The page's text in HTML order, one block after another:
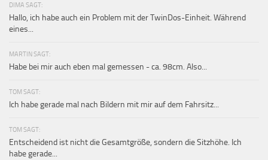
DIMA SAGT:
Hallo, ich habe auch ein Problem mit der TwinDos-Einheit. Während
eines...
MARTIN SAGT:
Habe bei mir auch eben mal gemessen - ca. 98cm. Also...
TOM SAGT:
Ich habe gerade mal nach Bildern mit mir auf dem Fahrsitz...
TOM SAGT:
Entscheidend ist nicht die Gesamtgröße, sondern die Sitzhöhe. Ich
habe gerade...